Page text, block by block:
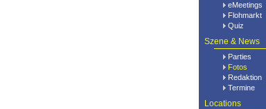
eMeetings
Flohmarkt
Quiz
Szene & News
Parties
Fotos
Redaktion
Termine
Locations